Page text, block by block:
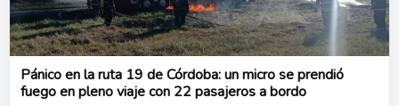
Pánico en la ruta 19 de Córdoba: un micro se prendió
fuego en pleno viaje con 22 pasajeros a bordo